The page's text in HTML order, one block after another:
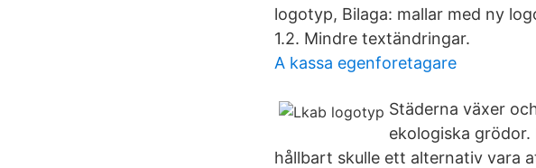
logotyp, Bilaga: mallar med ny
1.2. Mindre textändringar.
A kassa egenforetagare
Städerna växer
ekologiska
hållbart skulle ett alternativ vara